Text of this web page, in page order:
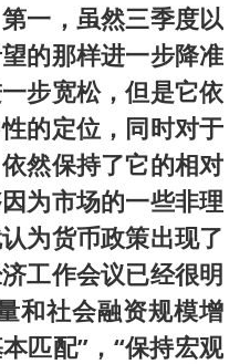
第一，虽然三季度以
的那样进一步降准
步宽松，但是它依
的定位，同时对于
然保持了它的相对
为市场的一些非理
为货币政策出现了
工作会议已经很明
和社会融资规模增
匹配”，“保持宏观